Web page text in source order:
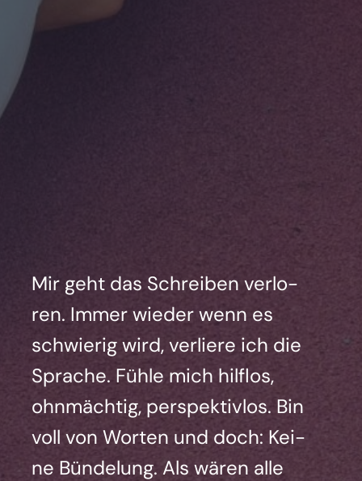
Mir geht das Schrei­ben ver­lo­
ren. Immer wie­der wenn es
schwie­rig wird, ver­lie­re ich die
Spra­che. Füh­le mich hilf­los,
ohn­mäch­tig, per­spek­tiv­los. Bin
voll von Wor­ten und doch: Kei­
ne Bün­de­lung. Als wären alle